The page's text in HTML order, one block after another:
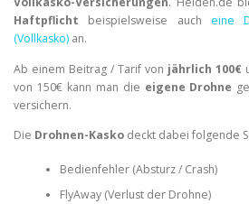
Haftpflicht beispielsweise auch eine
(Vollkasko) an.
Ab einem Beitrag / Tarif von jährlich 100€
von 150€ kann man die eigene Drohne
versichern.
Die Drohnen-Kasko deckt dabei folgende
Bedienfehler (Absturz / Crash)
FlyAway (Verlust der Drohne)